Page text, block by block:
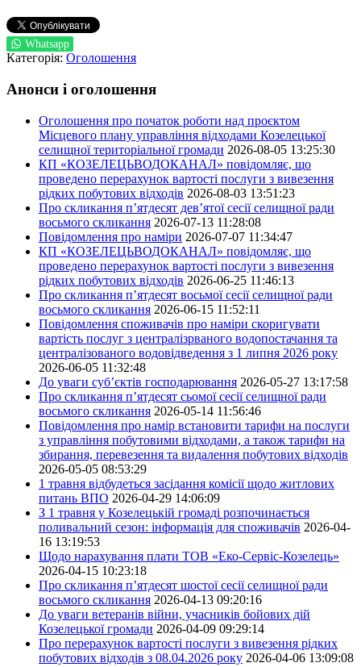
Whatsapp
Категорія: Оголошення
Анонси і оголошення
Оголошення про початок роботи над проєктом
Місцевого плану управління відходами Козелецької
селищної територіальної громади 2026-08-05 13:25:30
КП «КОЗЕЛЕЦЬВОДОКАНАЛ» повідомляє, що
проведено перерахунок вартості послуги з вивезення
рідких побутових відходів 2026-08-03 13:51:23
Про скликання п’ятдесят дев’ятої сесії селищної ради
восьмого скликання 2026-07-13 11:28:08
Повідомлення про наміри 2026-07-07 11:34:47
КП «КОЗЕЛЕЦЬВОДОКАНАЛ» повідомляє, що
проведено перерахунок вартості послуги з вивезення
рідких побутових відходів 2026-06-25 11:46:13
Про скликання п’ятдесят восьмої сесії селищної ради
восьмого скликання 2026-06-15 11:52:11
Повідомлення споживачів про наміри скоригувати
вартість послуг з централізрваного водопостачання та
централізованого водовідведення з 1 липня 2026 року
2026-06-05 11:32:48
До уваги суб’єктів господарювання 2026-05-27 13:17:58
Про скликання п’ятдесят сьомої сесії селищної ради
восьмого скликання 2026-05-14 11:56:46
Повідомлення про намір встановити тарифи на послуги
з управління побутовими відходами, а також тарифи на
збирання, перевезення та видалення побутових відходів
2026-05-05 08:53:29
1 травня відбудеться засідання комісії щодо житлових
питань ВПО 2026-04-29 14:06:09
З 1 травня у Козелецькій громаді розпочинається
поливальний сезон: інформація для споживачів 2026-04-
16 13:19:53
Щодо нарахування плати ТОВ «Еко-Сервіс-Козелець»
2026-04-15 10:23:18
Про скликання п’ятдесят шостої сесії селищної ради
восьмого скликання 2026-04-13 09:20:16
До уваги ветеранів війни, учасників бойових дій
Козелецької громади 2026-04-09 09:29:14
Про перерахунок вартості послуги з вивезення рідких
побутових відходів з 08.04.2026 року 2026-04-06 13:09:08